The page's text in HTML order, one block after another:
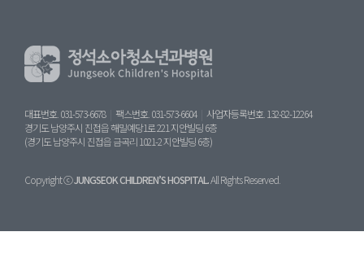
대표번호. 031-573-6678 팩스번호. 031-573-6604
사업자등록번호. 132-82-12264
경기도 남양주시 진접읍 해밀예당1로 221 지안빌딩 6층
(경기도 남양주시 진접읍 금곡리 1021-2 지안빌딩 6층)
Copyright ⓒJUNGSEOK CHILDREN’S HOSPITAL.All Rights Reserved.